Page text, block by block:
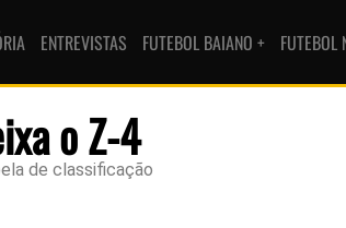
ENTREVISTAS FUTEBOL BAIANO + FUTEBOL
o Z-4
de classificação